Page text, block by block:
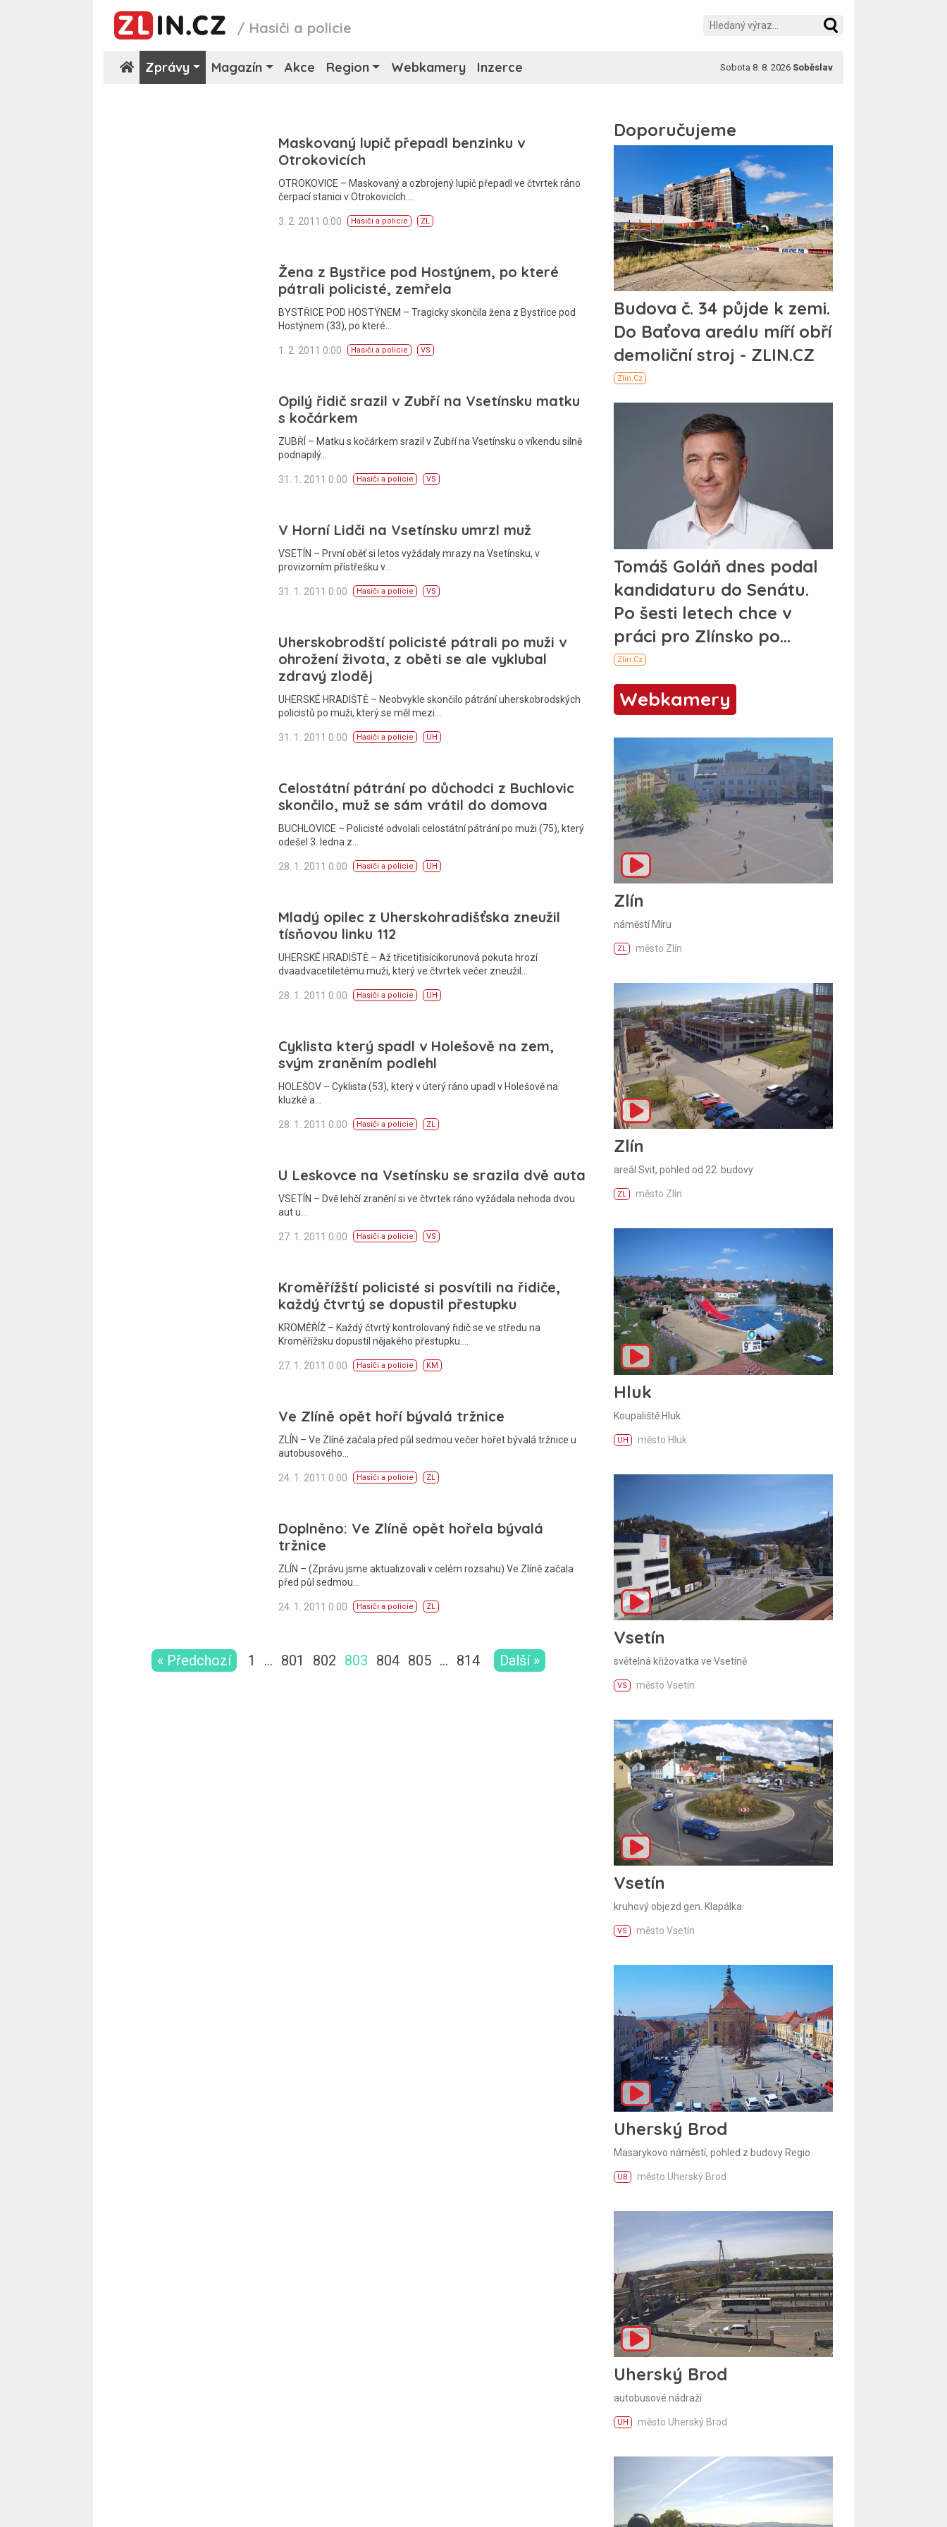
/ Hasiči a policie
Zprávy Magazín Akce Region Webkamery Inzerce Sobota 8. 8. 2026 Soběslav
Maskovaný lupič přepadl benzinku v
Otrokovicích
OTROKOVICE – Maskovaný a ozbrojený lupič přepadl ve čtvrtek ráno
čerpací stanici v Otrokovicích.…
3. 2. 2011 0:00 Hasiči a policie ZL
Žena z Bystřice pod Hostýnem, po které
pátrali policisté, zemřela
BYSTŘICE POD HOSTÝNEM – Tragicky skončila žena z Bystřice pod
Hostýnem (33), po které…
1. 2. 2011 0:00 Hasiči a policie VS
Opilý řidič srazil v Zubří na Vsetínsku matku
s kočárkem
ZUBŘÍ – Matku s kočárkem srazil v Zubří na Vsetínsku o víkendu silně
podnapilý…
31. 1. 2011 0:00 Hasiči a policie VS
V Horní Lidči na Vsetínsku umrzl muž
VSETÍN – První oběť si letos vyžádaly mrazy na Vsetínsku, v
provizorním přístřešku v…
31. 1. 2011 0:00 Hasiči a policie VS
Uherskobrodští policisté pátrali po muži v
ohrožení života, z oběti se ale vyklubal
zdravý zloděj
UHERSKÉ HRADIŠTĚ – Neobvykle skončilo pátrání uherskobrodských
policistů po muži, který se měl mezi…
31. 1. 2011 0:00 Hasiči a policie UH
Celostátní pátrání po důchodci z Buchlovic
skončilo, muž se sám vrátil do domova
BUCHLOVICE – Policisté odvolali celostátní pátrání po muži (75), který
odešel 3. ledna z…
28. 1. 2011 0:00 Hasiči a policie UH
Mladý opilec z Uherskohradišťska zneužil
tísňovou linku 112
UHERSKÉ HRADIŠTĚ – Až třicetitisícikorunová pokuta hrozí
dvaadvacetiletému muži, který ve čtvrtek večer zneužil…
28. 1. 2011 0:00 Hasiči a policie UH
Cyklista který spadl v Holešově na zem,
svým zraněním podlehl
HOLEŠOV – Cyklista (53), který v úterý ráno upadl v Holešově na
kluzké a…
28. 1. 2011 0:00 Hasiči a policie ZL
U Leskovce na Vsetínsku se srazila dvě auta
VSETÍN – Dvě lehčí zranění si ve čtvrtek ráno vyžádala nehoda dvou
aut u…
27. 1. 2011 0:00 Hasiči a policie VS
Kroměřížští policisté si posvítili na řidiče,
každý čtvrtý se dopustil přestupku
KROMĚŘÍŽ – Každý čtvrtý kontrolovaný řidič se ve středu na
Kroměřížsku dopustil nějakého přestupku.…
27. 1. 2011 0:00 Hasiči a policie KM
Ve Zlíně opět hoří bývalá tržnice
ZLÍN – Ve Zlíně začala před půl sedmou večer hořet bývalá tržnice u
autobusového…
24. 1. 2011 0:00 Hasiči a policie ZL
Doplněno: Ve Zlíně opět hořela bývalá
tržnice
ZLÍN – (Zprávu jsme aktualizovali v celém rozsahu) Ve Zlíně začala
před půl sedmou…
24. 1. 2011 0:00 Hasiči a policie ZL
« Předchozí 1 … 801 802 803 804 805 … 814 Další »
Webkamery
Zlín
náměstí Míru
ZL město Zlín
Zlín
areál Svit, pohled od 22. budovy
ZL město Zlín
Hluk
Koupaliště Hluk
UH město Hluk
Vsetín
světelná křižovatka ve Vsetíně
VS město Vsetín
Vsetín
kruhový objezd gen. Klapálka
VS město Vsetín
Uherský Brod
Masarykovo náměstí, pohled z budovy Regio
UB město Uherský Brod
Uherský Brod
autobusové nádraží
UH město Uherský Brod